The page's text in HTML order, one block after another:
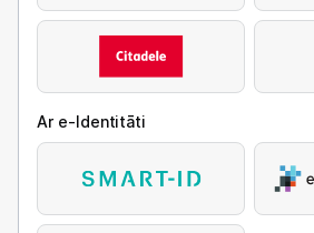
Ar e-Identitāti